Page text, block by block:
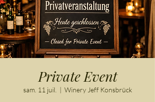
Private Event
sam. 11 juil.
  |
Winery Jeff Konsbrück